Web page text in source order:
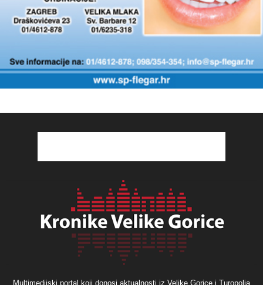
Multimedijski portal koji donosi aktualnosti iz Velike Gorice i Turopolja